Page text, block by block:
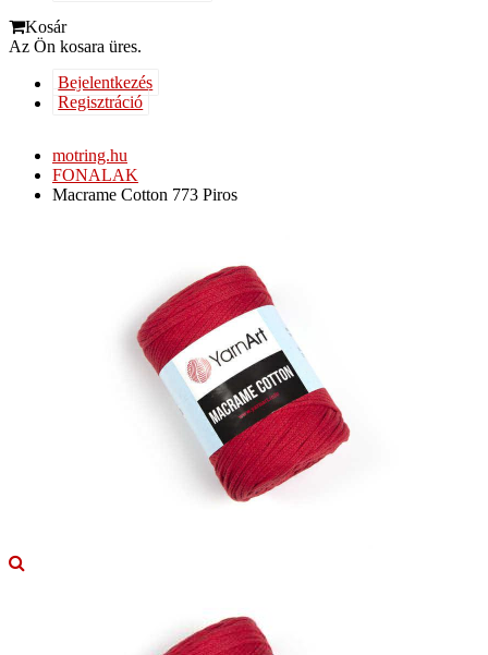
Kosár
Az Ön kosara üres.
Bejelentkezés
Regisztráció
motring.hu
FONALAK
Macrame Cotton 773 Piros